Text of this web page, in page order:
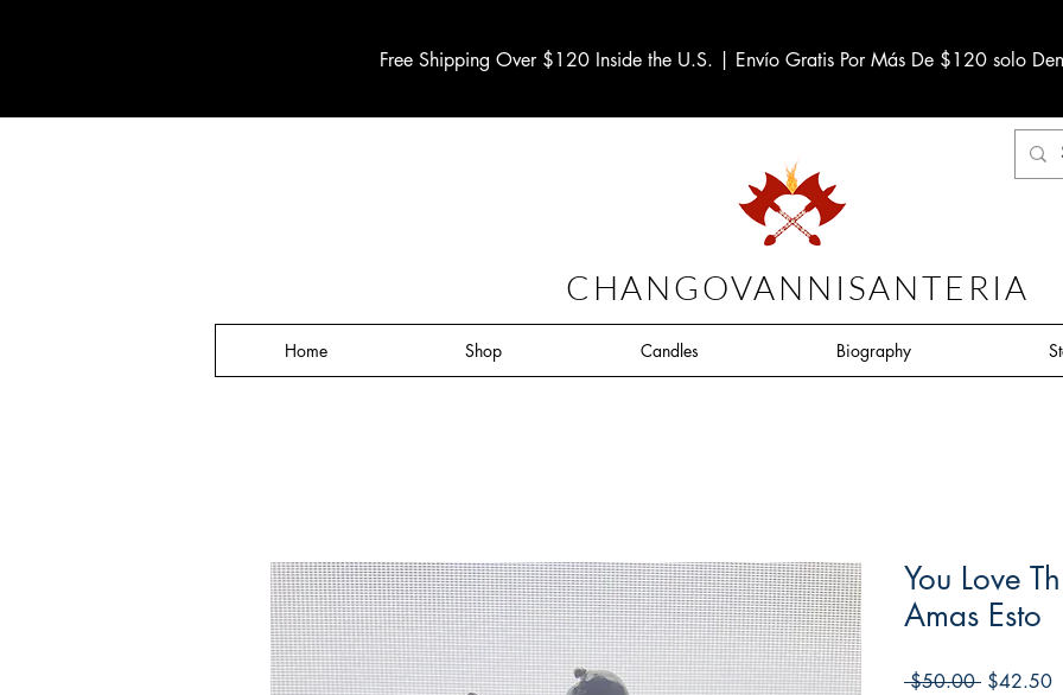
Free Shipping Over $120 Inside the U.S. | Envío Gratis Por Más De $120 solo
CHANGOVANNISANTERIA
Home Shop Candles Biography
You Love
Amas Esto
$50.00 Regular
$42.50